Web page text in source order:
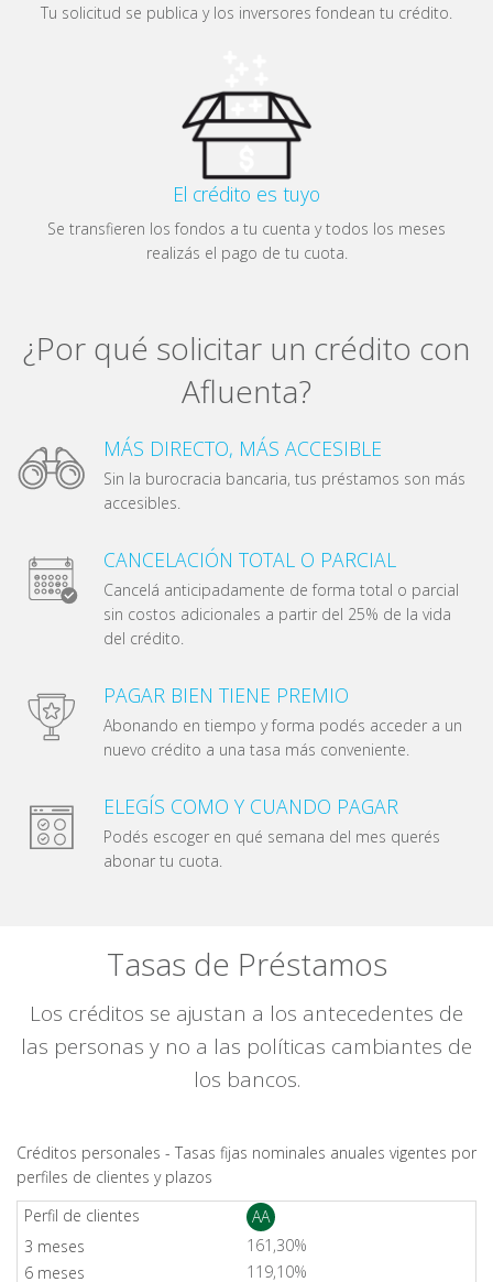
Tu solicitud se publica y los inversores fondean tu crédito.
El crédito es tuyo
Se transfieren los fondos a tu cuenta y todos los meses
realizás el pago de tu cuota.
¿Por qué solicitar un crédito con
Afluenta?
MÁS DIRECTO, MÁS ACCESIBLE
Sin la burocracia bancaria, tus préstamos son más
accesibles.
CANCELACIÓN TOTAL O PARCIAL
Cancelá anticipadamente de forma total o parcial
sin costos adicionales a partir del 25% de la vida
del crédito.
PAGAR BIEN TIENE PREMIO
Abonando en tiempo y forma podés acceder a un
nuevo crédito a una tasa más conveniente.
ELEGÍS COMO Y CUANDO PAGAR
Podés escoger en qué semana del mes querés
abonar tu cuota.
Tasas de Préstamos
Los créditos se ajustan a los antecedentes de
las personas y no a las políticas cambiantes de
los bancos.
Créditos personales - Tasas fijas nominales anuales vigentes por
perfiles de clientes y plazos
AA
161,30%
119,10%